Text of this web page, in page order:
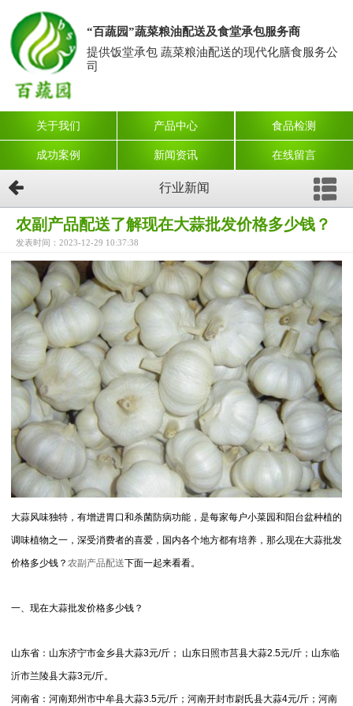
“百蔬园”蔬菜粮油配送及食堂承包服务商
提供饭堂承包 蔬菜粮油配送的现代化膳食服务公
司
关于我们 产品中心 食品检测
成功案例 新闻资讯 在线留言
行业新闻
农副产品配送了解现在大蒜批发价格多少钱？
发表时间：2023-12-29 10:37:38
大蒜风味独特，有增进胃口和杀菌防病功能，是每家每户小菜园和阳台盆种植的
调味植物之一，深受消费者的喜爱，国内各个地方都有培养，那么现在大蒜批发
价格多少钱？ 农副产品配送下面一起来看看。
一、现在大蒜批发价格多少钱？
山东省：山东济宁市金乡县大蒜3元/斤； 山东日照市莒县大蒜2.5元/斤；山东临
沂市兰陵县大蒜3元/斤。
河南省：河南郑州市中牟县大蒜3.5元/斤；河南开封市尉氏县大蒜4元/斤；河南